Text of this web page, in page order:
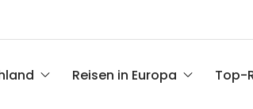
Reisen in Europa Top-